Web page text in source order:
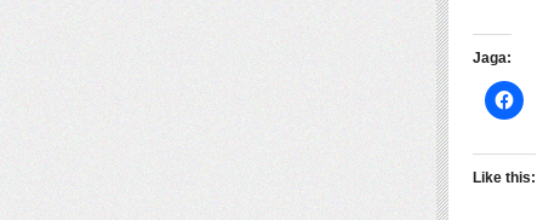
Jaga:
Like this: